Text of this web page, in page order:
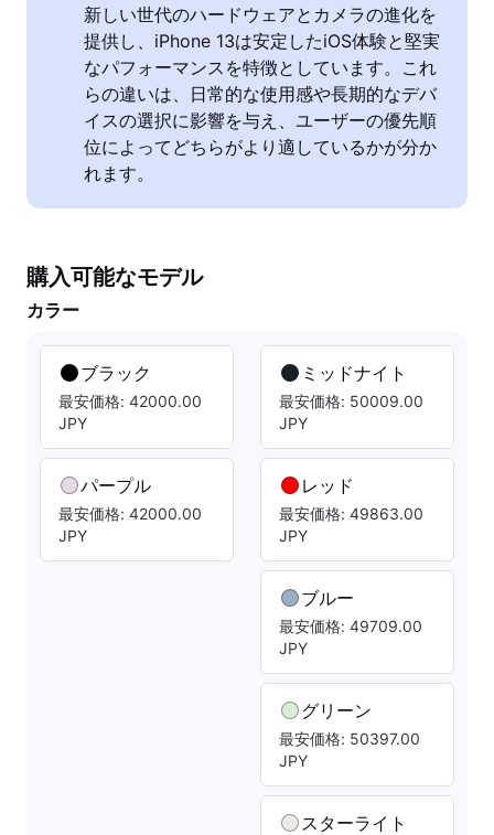
新しい世代のハードウェアとカメラの進化を
提供し、iPhone 13は安定したiOS体験と堅実
なパフォーマンスを特徴としています。これ
らの違いは、日常的な使用感や長期的なデバ
イスの選択に影響を与え、ユーザーの優先順
位によってどちらがより適しているかが分か
れます。
購入可能なモデル
カラー
ブラック
最安価格: 42000.00
JPY
パープル
最安価格: 42000.00
JPY
ミッドナイト
最安価格: 50009.00
JPY
レッド
最安価格: 49863.00
JPY
ブルー
最安価格: 49709.00
JPY
グリーン
最安価格: 50397.00
JPY
スターライト